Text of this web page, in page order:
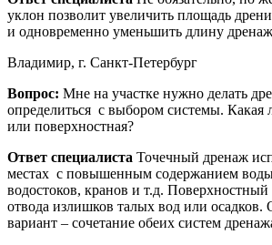
уклон позволит увеличить площадь
и одновременно уменьшить длину
Владимир, г. Санкт-Петербург
Вопрос: Мне на участке нужно делать
определиться с выбором системы. Какая
или поверхностная?
Ответ специалиста Точечный дренаж
местах с повышенным содержанием
водостоков, кранов и т.д. Поверхностный
отвода излишков талых вод или
вариант – сочетание обеих систем